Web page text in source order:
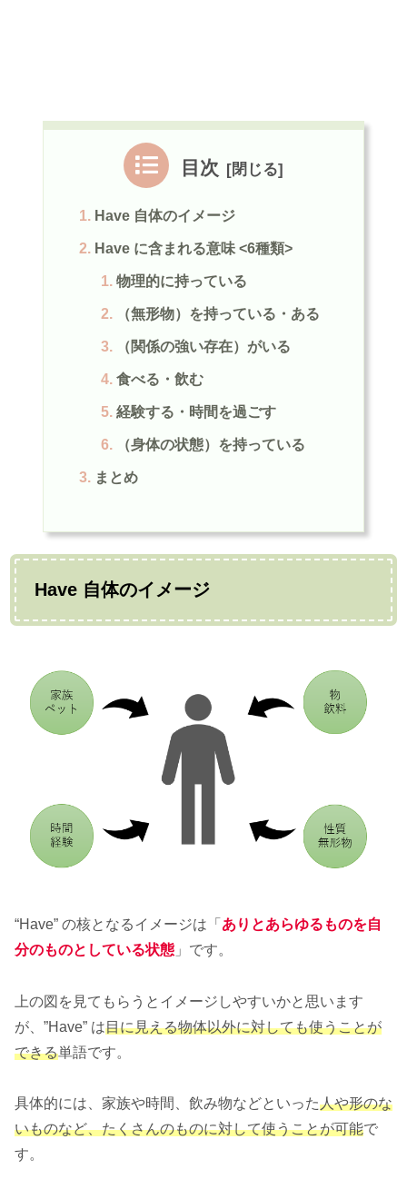
目次
Have 自体のイメージ
Have に含まれる意味 <6種類>
物理的に持っている
（無形物）を持っている・ある
（関係の強い存在）がいる
食べる・飲む
経験する・時間を過ごす
（身体の状態）を持っている
まとめ
Have 自体のイメージ
“Have” の核となるイメージは「 ありとあらゆるものを自
分のものとしている状態 」です。
上の図を見てもらうとイメージしやすいかと思います
が、”Have” は目に見える物体以外に対しても使うことが
できる単語です。
具体的には、家族や時間、飲み物などといった人や形のな
いものなど、たくさんのものに対して使うことが可能で
す。